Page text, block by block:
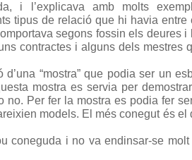
i l’explicava amb molts
tipus de relació que hi havia entre
segons fossin els deures i
contractes i alguns dels mestres
“mostra” que podia ser un
mostra es servia per
no. Per fer la mostra es podia fer
models. El més conegut és el
coneguda i no va endinsar-se molt